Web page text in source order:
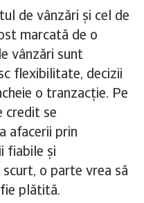
de vânzări și cel de
marcată de o
vânzări sunt
flexibilitate, decizii
o tranzacție. Pe
credit se
afacerii prin
fiabile și
o parte vrea să
plătită.